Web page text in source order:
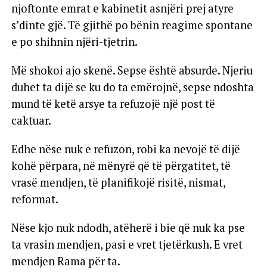
njoftonte emrat e kabinetit asnjëri prej atyre
s’dinte gjë. Të gjithë po bënin reagime spontane
e po shihnin njëri-tjetrin.
Më shokoi ajo skenë. Sepse është absurde. Njeriu
duhet ta dijë se ku do ta emërojnë, sepse ndoshta
mund të ketë arsye ta refuzojë një post të
caktuar.
Edhe nëse nuk e refuzon, robi ka nevojë të dijë
kohë përpara, në mënyrë që të përgatitet, të
vrasë mendjen, të planifikojë risitë, nismat,
reformat.
Nëse kjo nuk ndodh, atëherë i bie që nuk ka pse
ta vrasin mendjen, pasi e vret tjetërkush. E vret
mendjen Rama për ta.